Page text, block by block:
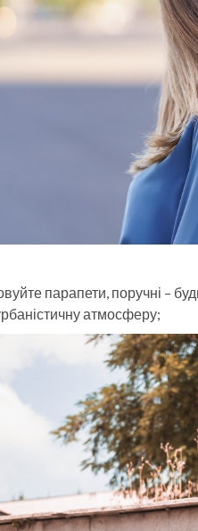
парапети, поручні –
атмосферу;